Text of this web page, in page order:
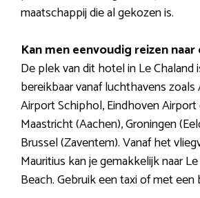
maatschappij die al gekozen is.
Kan men eenvoudig reizen
De plek van dit hotel in Le Chaland
bereikbaar vanaf luchthavens
Airport Schiphol, Eindhoven Airport
Maastricht (Aachen), Groningen
Brussel (Zaventem). Vanaf het
Mauritius kan je gemakkelijk naar
Beach. Gebruik een taxi of met